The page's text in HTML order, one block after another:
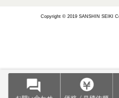
Copyright © 2019 SANSHIN SEIKI